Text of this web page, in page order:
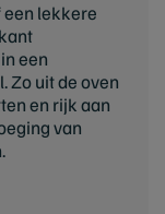
een lekkere
een
Zo uit de oven
en rijk aan
van